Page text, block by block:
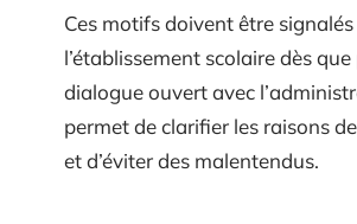
Ces motifs doivent être signalés
l’établissement scolaire dès
dialogue ouvert avec
permet de clarifier les raisons
et d’éviter des malentendus.